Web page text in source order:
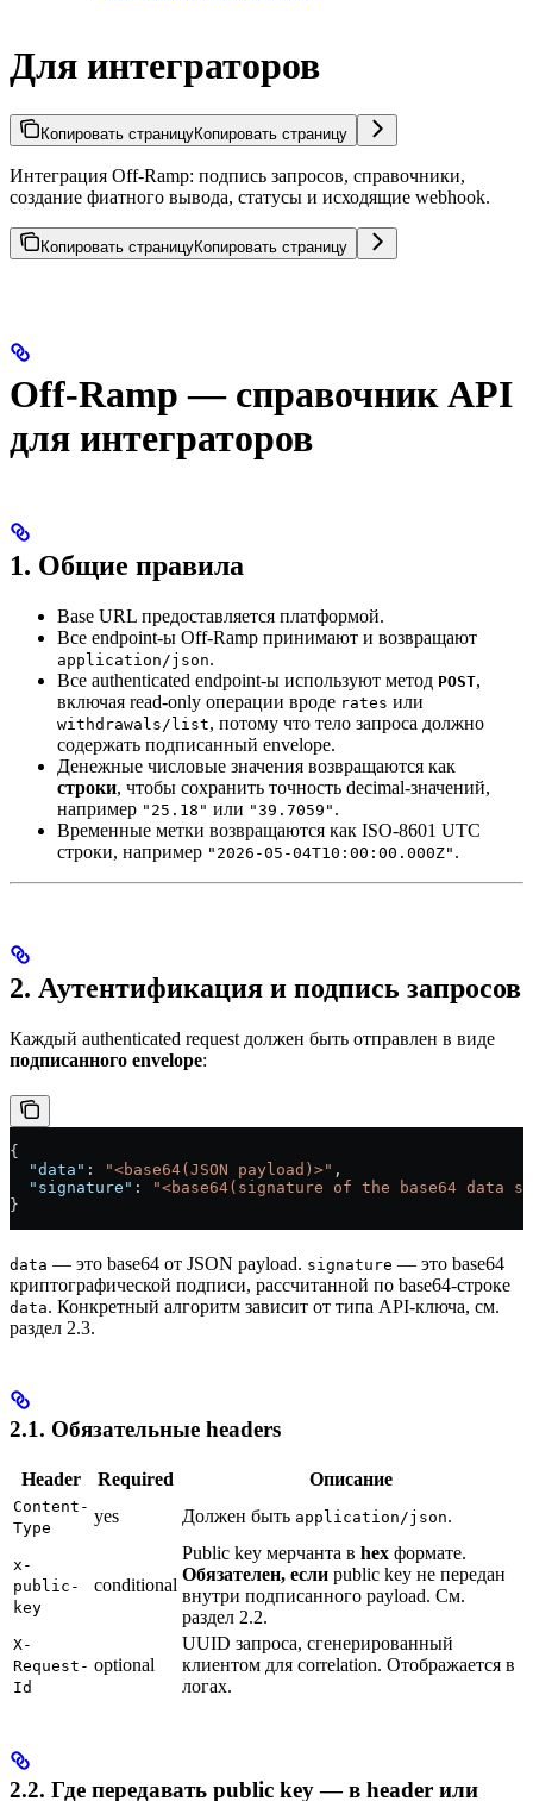
Для интеграторов
Копировать страницуКопировать страницу
Интеграция Off-Ramp: подпись запросов, справочники,
создание фиатного вывода, статусы и исходящие webhook.
Копировать страницуКопировать страницу
Off-Ramp — справочник API
для интеграторов
1. Общие правила
Base URL предоставляется платформой.
Все endpoint-ы Off-Ramp принимают и возвращают
application/json.
Все authenticated endpoint-ы используют метод POST,
включая read-only операции вроде rates или
withdrawals/list, потому что тело запроса должно
содержать подписанный envelope.
Денежные числовые значения возвращаются как
строки, чтобы сохранить точность decimal-значений,
например "25.18" или "39.7059" .
Временные метки возвращаются как ISO-8601 UTC
строки, например "2026-05-04T10:00:00.000Z" .
2. Аутентификация и подпись запросов
Каждый authenticated request должен быть отправлен в виде
подписанного envelope:
{
  "data"
: "<base64(JSON payload)>" ,
  "signature"
:
"<base64(signature of the base64 data
}
data — это base64 от JSON payload. signature — это base64
криптографической подписи, рассчитанной по base64-строке
data. Конкретный алгоритм зависит от типа API-ключа, см.
раздел 2.3.
2.1. Обязательные headers
Header Required Описание
Content-
Type
yes Должен быть application/json.
x-
public-
key
conditional
Public key мерчанта в hex формате.
Обязателен, если public key не передан
внутри подписанного payload. См.
раздел 2.2.
X-
Request-
Id
optional
UUID запроса, сгенерированный
клиентом для correlation. Отображается в
логах.
2.2. Где передавать public key — в header или